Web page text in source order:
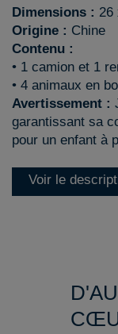
Dimensions : 26
Origine : Chine
Contenu :
• 1 camion et 1
• 4 animaux en
Avertissement :
garantissant sa
pour un enfant à
Voir le